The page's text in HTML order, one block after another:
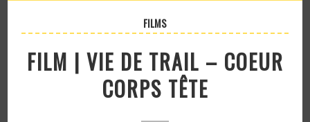
FILMS
FILM | VIE DE TRAIL – COEUR
CORPS TÊTE